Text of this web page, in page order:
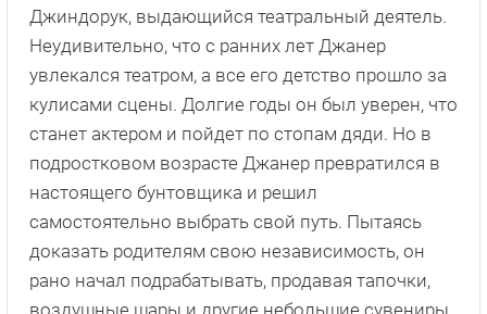
Джиндорук, выдающийся театральный деятель.
Неудивительно, что с ранних лет Джанер
увлекался театром, а все его детство прошло за
кулисами сцены. Долгие годы он был уверен, что
станет актером и пойдет по стопам дяди. Но в
подростковом возрасте Джанер превратился в
настоящего бунтовщика и решил
самостоятельно выбрать свой путь. Пытаясь
доказать родителям свою независимость, он
рано начал подрабатывать, продавая тапочки,